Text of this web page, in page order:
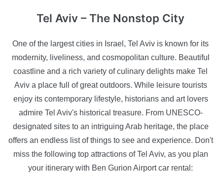
Tel Aviv – The Nonstop City
One of the largest cities in Israel, Tel Aviv is known for its
modernity, liveliness, and cosmopolitan culture. Beautiful
coastline and a rich variety of culinary delights make Tel
Aviv a place full of great outdoors. While leisure tourists
enjoy its contemporary lifestyle, historians and art lovers
admire Tel Aviv's historical treasure. From UNESCO-
designated sites to an intriguing Arab heritage, the place
offers an endless list of things to see and experience. Don't
miss the following top attractions of Tel Aviv, as you plan
your itinerary with Ben Gurion Airport car rental: